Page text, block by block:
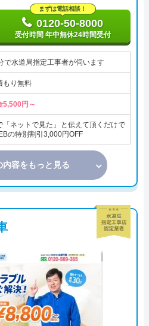
まずは電話相談！
0120-50-8000
受付時間 年中無休24時間受付
で水道局指定工事者が伺います
もり無料
5,500円～
「ネットで見た」と伝えて頂くだけで
の特別割引3,000円OFF
内容をもっと見る